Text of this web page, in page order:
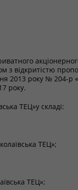
з відкритістю
2013 року №
року.
ТЕЦ»у складі:
ТЕЦ»;
ТЕЦ»;